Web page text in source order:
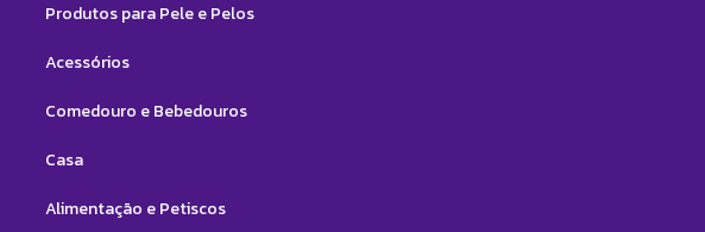
Produtos para Pele e Pelos
Acessórios
Comedouro e Bebedouros
Casa
Alimentação e Petiscos